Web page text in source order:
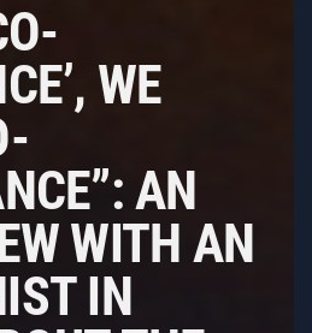
WE
AN
WITH AN
IN